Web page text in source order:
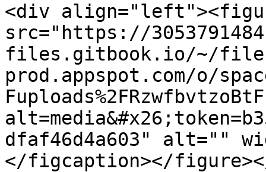
<div
src="https://
files.gitbook.io/~/
prod.appspot.com/o/
dfaf46d4a603" alt=""
</figcaption></